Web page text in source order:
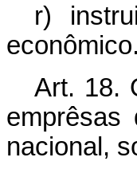
r)
econômico.
Art. 18.
emprêsas
nacional,